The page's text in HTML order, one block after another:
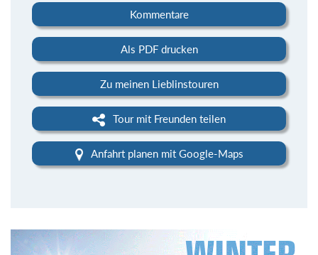
Kommentare
Als PDF drucken
Zu meinen Lieblinstouren
Tour mit Freunden teilen
Anfahrt planen mit Google-Maps